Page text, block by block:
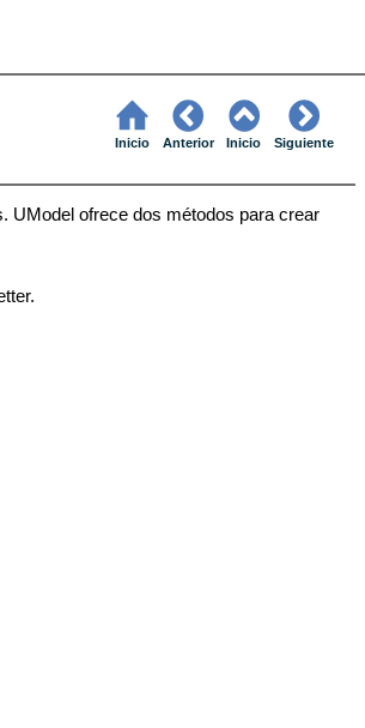
Inicio Anterior Inicio Siguiente
UModel ofrece dos métodos para crear